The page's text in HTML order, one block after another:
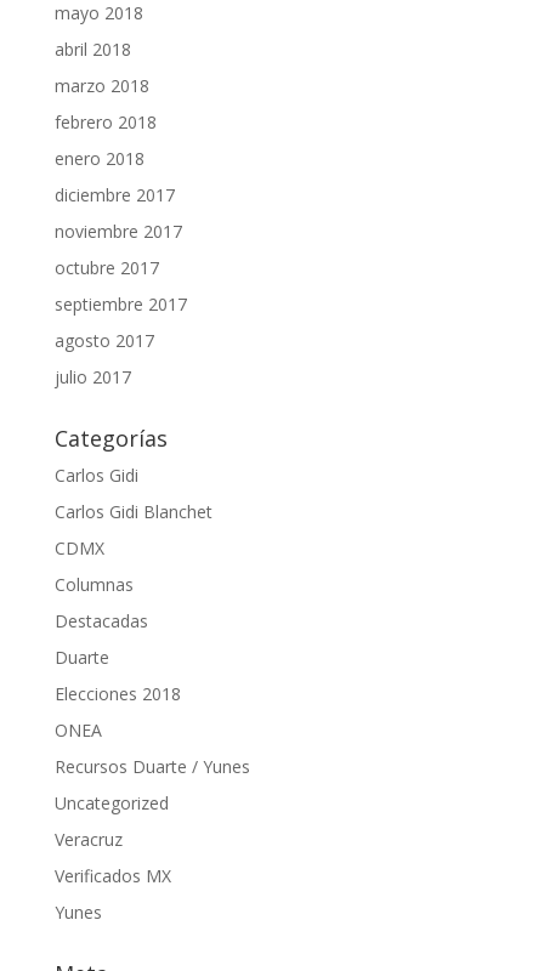
mayo 2018
abril 2018
marzo 2018
febrero 2018
enero 2018
diciembre 2017
noviembre 2017
octubre 2017
septiembre 2017
agosto 2017
julio 2017
Categorías
Carlos Gidi
Carlos Gidi Blanchet
CDMX
Columnas
Destacadas
Duarte
Elecciones 2018
ONEA
Recursos Duarte / Yunes
Uncategorized
Veracruz
Verificados MX
Yunes